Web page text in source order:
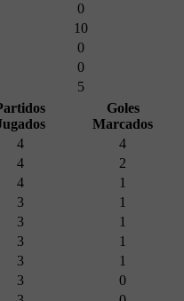
0
10
0
0
5
Goles
Marcados
4
4
4
2
4
1
3
1
3
1
3
1
3
1
3
0